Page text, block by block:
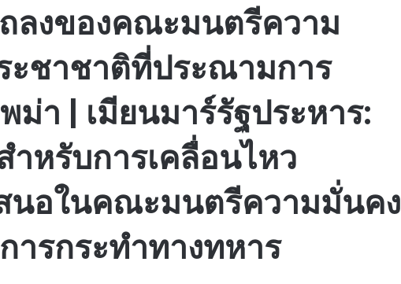
ลงของคณะมนตรีความ
ะชาชาติที่ประณามการ
ม่า | เมียนมาร์รัฐประหาร:
หรับการเคลื่อนไหว
นอในคณะมนตรีความมั่นคง
ารกระทำทางทหาร